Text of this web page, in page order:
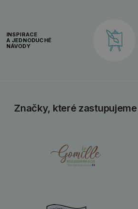
INSPIRACE
A JEDNODUCHÉ
NÁVODY
Značky, které zastupujeme